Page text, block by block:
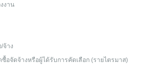
งาน
จ้าง
อจัดจ้างหรือผู้ได้รับการคัดเลือก (รายไตรมาส)